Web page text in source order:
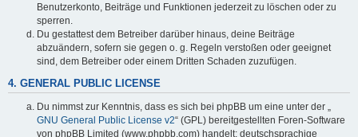
Benutzerkonto, Beiträge und Funktionen jederzeit zu löschen oder zu
sperren.
Du gestattest dem Betreiber darüber hinaus, deine Beiträge
abzuändern, sofern sie gegen o. g. Regeln verstoßen oder geeignet
sind, dem Betreiber oder einem Dritten Schaden zuzufügen.
4. GENERAL PUBLIC LICENSE
Du nimmst zur Kenntnis, dass es sich bei phpBB um eine unter der „
GNU General Public License v2“ (GPL) bereitgestellten Foren-Software
von phpBB Limited (www.phpbb.com) handelt; deutschsprachige